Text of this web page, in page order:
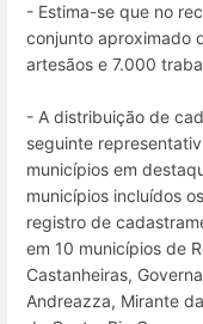
- Estima-se que no
conjunto aproximado
artesãos e 7.000
- A distribuição de
seguinte
municípios em
municípios incluídos
registro de
em 10 municípios de
Castanheiras,
Andreazza, Mirante